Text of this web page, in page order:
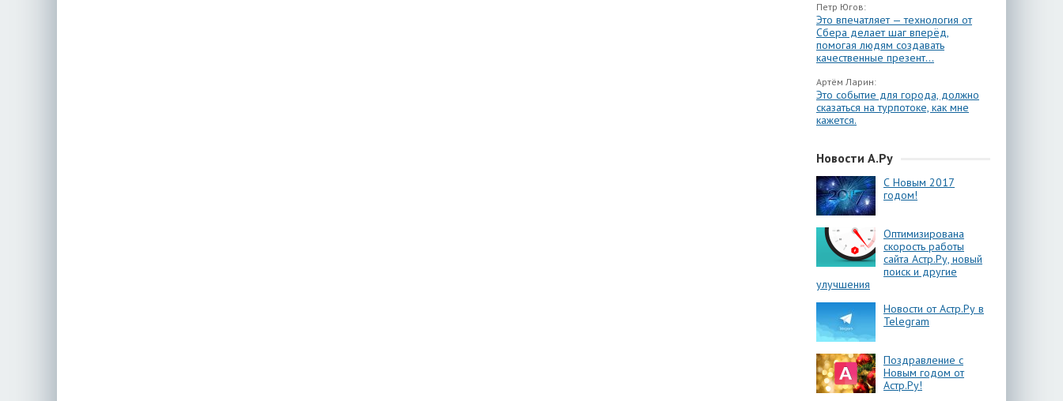
Петр Югов:
Это впечатляет — технология от
Сбера делает шаг вперёд,
помогая людям создавать
качественные презент...
Артём Ларин:
Это событие для города, должно
сказаться на турпотоке, как мне
кажется.
Новости А.Ру
С Новым 2017
годом!
Оптимизирована
скорость работы
сайта Астр.Ру, новый
поиск и другие
улучшения
Новости от Астр.Ру в
Telegram
Поздравление с
Новым годом от
Астр.Ру!